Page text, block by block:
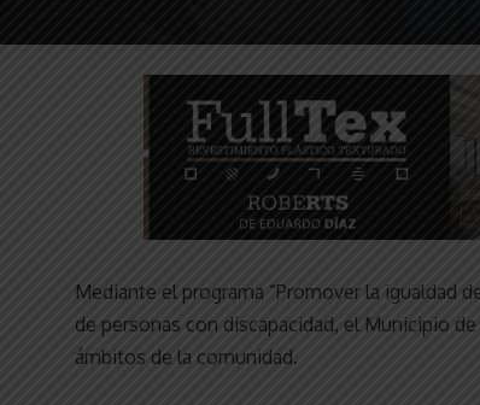
Mediante el programa “Promover la igualdad
de personas con discapacidad, el Municipio
ámbitos de la comunidad.